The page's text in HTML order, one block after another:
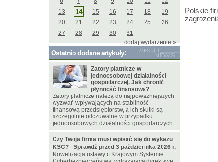
Polskie
13
14 15 16 17 18
19
20
21 22 23 24 25
26
27
28 29 30
31
dodaj wydarzenie »
Ostatnio dodane artykuły:
Zatory płatnicze w
jednoosobowej działalności
gospodarczej. Jak chronić
płynność finansową?
Zatory płatnicze należą do najpoważniejszych
wyzwań wpływających na stabilność
finansową przedsiębiorstw, a ich skutki są
szczególnie odczuwalne w przypadku
jednoosobowych działalności gospodarczych.
Czy Twoja firma musi wpisać się do wykazu
KSC? Sprawdź przed 3 października 2026 r.
Nowelizacja ustawy o Krajowym Systemie